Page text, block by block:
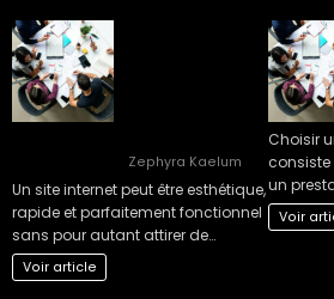
Zephyra Kaelum
Un site internet peut être esthétique,
rapide et parfaitement fonctionnel
sans pour autant attirer de…
Voir article
Choisir
un
Voir